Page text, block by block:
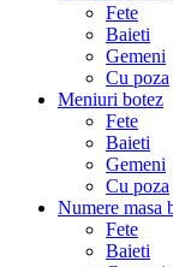
Fete
Baieti
Gemeni
Cu poza
Meniuri botez
Fete
Baieti
Gemeni
Cu poza
Numere masa
Fete
Baieti